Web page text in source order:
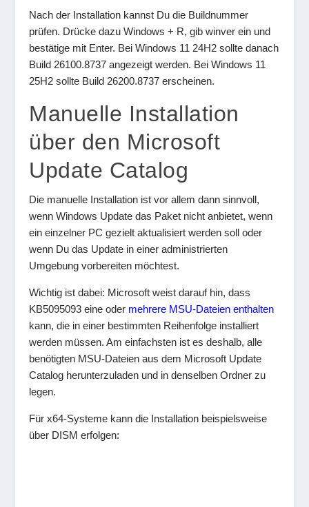
Nach der Installation kannst Du die Buildnummer
prüfen. Drücke dazu Windows + R, gib winver ein und
bestätige mit Enter. Bei Windows 11 24H2 sollte danach
Build 26100.8737 angezeigt werden. Bei Windows 11
25H2 sollte Build 26200.8737 erscheinen.
Manuelle Installation
über den Microsoft
Update Catalog
Die manuelle Installation ist vor allem dann sinnvoll,
wenn Windows Update das Paket nicht anbietet, wenn
ein einzelner PC gezielt aktualisiert werden soll oder
wenn Du das Update in einer administrierten
Umgebung vorbereiten möchtest.
Wichtig ist dabei: Microsoft weist darauf hin, dass
KB5095093 eine oder mehrere MSU-Dateien enthalten
kann, die in einer bestimmten Reihenfolge installiert
werden müssen. Am einfachsten ist es deshalb, alle
benötigten MSU-Dateien aus dem Microsoft Update
Catalog herunterzuladen und in denselben Ordner zu
legen.
Für x64-Systeme kann die Installation beispielsweise
über DISM erfolgen: